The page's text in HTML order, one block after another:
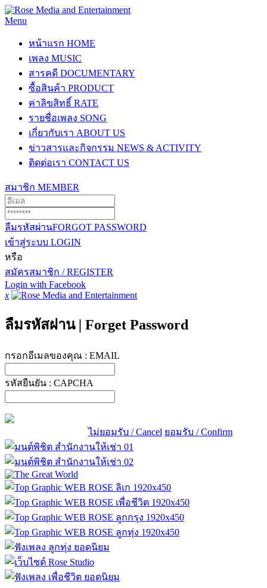
Menu
หน้าแรก HOME
เพลง MUSIC
สารคดี DOCUMENTARY
ซื้อสินค้า PRODUCT
ค่าลิขสิทธิ์ RATE
รายชื่อเพลง SONG
เกี่ยวกับเรา ABOUT US
ข่าวสารและกิจกรรม NEWS & ACTIVITY
ติดต่อเรา CONTACT US
สมาชิก MEMBER
ลืมรหัสผ่านFORGOT PASSWORD
เข้าสู่ระบบ LOGIN
หรือ
สมัครสมาชิก / REGISTER
Login with Facebook
x
ลืมรหัสผ่าน | Forget Password
กรอกอีเมลของคุณ : EMAIL
รหัสยืนยัน : CAPCHA
ไม่ยอมรับ / Cancel ยอมรับ / Confirm